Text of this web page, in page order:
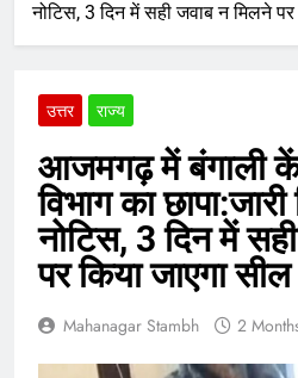
नोटिस, 3 दिन में सही जवाब न मिलने
उत्तर राज्य
आजमगढ़ में बंगाली
विभाग का
नोटिस, 3 दिन में
पर किया जाएगा सील
Mahanagar Stambh 2